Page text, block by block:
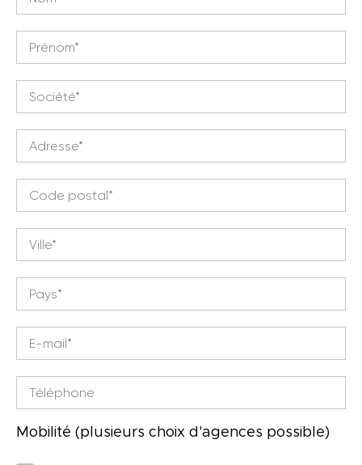
Mobilité (plusieurs choix d'agences possible)